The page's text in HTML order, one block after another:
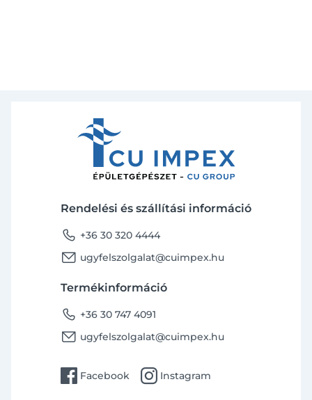
Rendelési és szállítási információ
phone +36 30 320 4444
email ugyfelszolgalat@cuimpex.hu
Termékinformáció
phone +36 30 747 4091
email ugyfelszolgalat@cuimpex.hu
facebook Facebook instagram Instagram